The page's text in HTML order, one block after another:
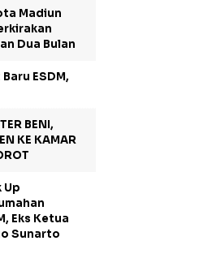
Madiun
Dua Bulan
ESDM,
BENI,
KE KAMAR
Up
Eks Ketua
Sunarto